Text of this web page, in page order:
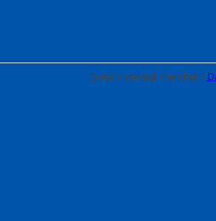
Belum menjadi member?